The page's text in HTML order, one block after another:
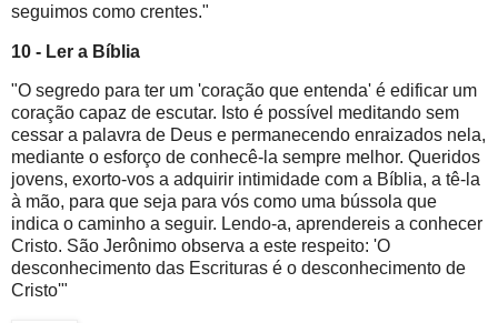
seguimos como crentes."
10 - Ler a Bíblia
"O segredo para ter um 'coração que entenda' é edificar um
coração capaz de escutar. Isto é possível meditando sem
cessar a palavra de Deus e permanecendo enraizados nela,
mediante o esforço de conhecê-la sempre melhor. Queridos
jovens, exorto-vos a adquirir intimidade com a Bíblia, a tê-la
à mão, para que seja para vós como uma bússola que
indica o caminho a seguir. Lendo-a, aprendereis a conhecer
Cristo. São Jerônimo observa a este respeito: 'O
desconhecimento das Escrituras é o desconhecimento de
Cristo'"